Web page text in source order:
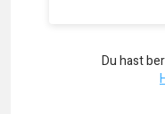
Du hast